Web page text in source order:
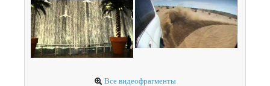
Все видеофрагменты